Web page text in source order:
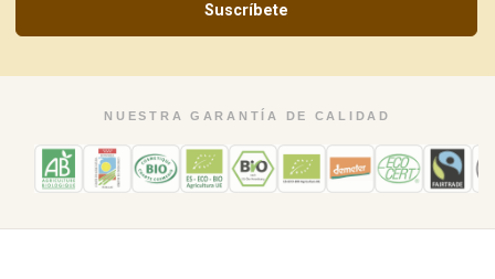
Suscríbete
NUESTRA GARANTÍA DE CALIDAD